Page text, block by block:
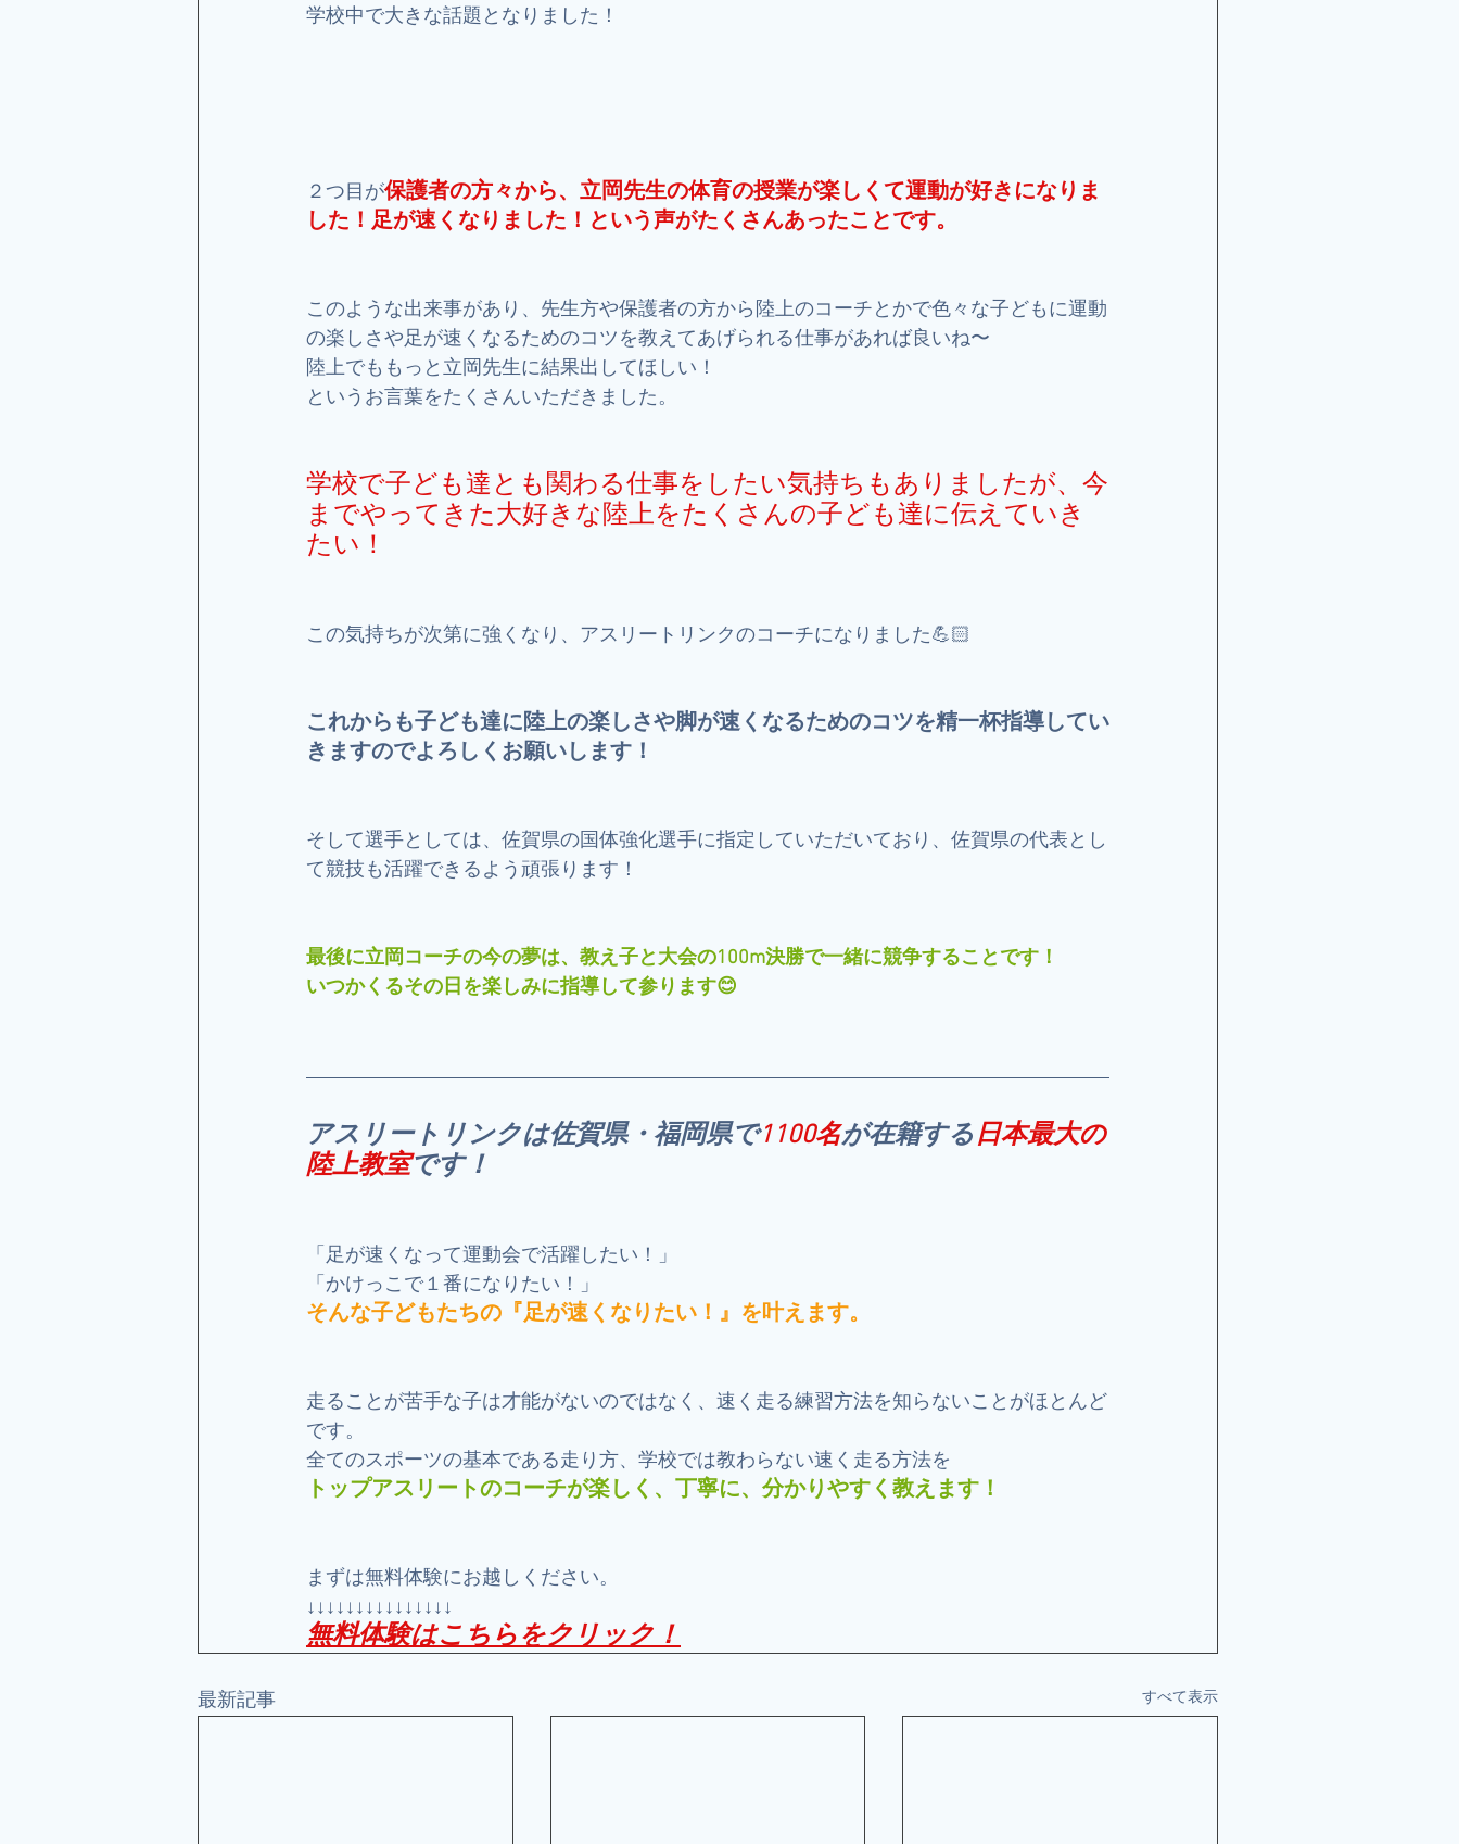
学校中で大きな話題となりました！
２つ目が保護者の方々から、立岡先生の体育の授業が楽しくて運動が好きになりま
した！足が速くなりました！という声がたくさんあったことです。
このような出来事があり、先生方や保護者の方から陸上のコーチとかで色々な子どもに運動
の楽しさや足が速くなるためのコツを教えてあげられる仕事があれば良いね〜
陸上でももっと立岡先生に結果出してほしい！
というお言葉をたくさんいただきました。
学校で子ども達とも関わる仕事をしたい気持ちもありましたが、今
までやってきた大好きな陸上をたくさんの子ども達に伝えていき
たい！
この気持ちが次第に強くなり、アスリートリンクのコーチになりました💪🏻
これからも子ども達に陸上の楽しさや脚が速くなるためのコツを精一杯指導してい
きますのでよろしくお願いします！
そして選手としては、佐賀県の国体強化選手に指定していただいており、佐賀県の代表とし
て競技も活躍できるよう頑張ります！
最後に立岡コーチの今の夢は、教え子と大会の100m決勝で一緒に競争することです！
いつかくるその日を楽しみに指導して参ります😊
アスリートリンクは佐賀県・福岡県で1100名が在籍する日本最大の
陸上教室です！
「足が速くなって運動会で活躍したい！」
「かけっこで１番になりたい！」
そんな子どもたちの『足が速くなりたい！』を叶えます。
走ることが苦手な子は才能がないのではなく、速く走る練習方法を知らないことがほとんど
です。
全てのスポーツの基本である走り方、学校では教わらない速く走る方法を
トップアスリートのコーチが楽しく、丁寧に、分かりやすく教えます！
まずは無料体験にお越しください。
↓↓↓↓↓↓↓↓↓↓↓↓↓↓↓
無料体験はこちらをクリック！
最新記事 すべて表示